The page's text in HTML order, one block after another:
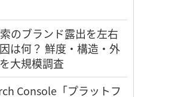
のブランド露出を左右
は何？ 鮮度・構造・外
大規模調査
Console「プラットフ